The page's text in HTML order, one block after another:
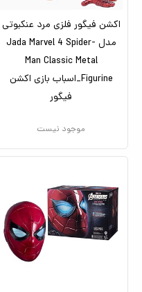
اکشن فیگور فلزی مرد عنکبوتی
مدل Jada Marvel 4 Spider-
Man Classic Metal
Figurine_اسباب بازی اکشن
فیگور
موجود نیست